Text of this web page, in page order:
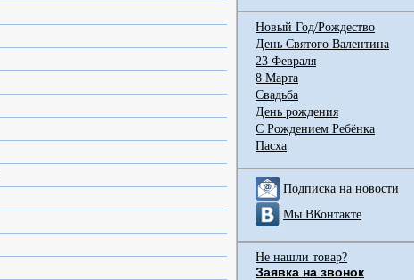
Новый Год/Рождество
День Святого Валентина
23 Февраля
8 Марта
Свадьба
День рождения
С Рождением Ребёнка
Пасха
Подписка на новости
Мы ВКонтакте
Не нашли товар?
Заявка на звонок